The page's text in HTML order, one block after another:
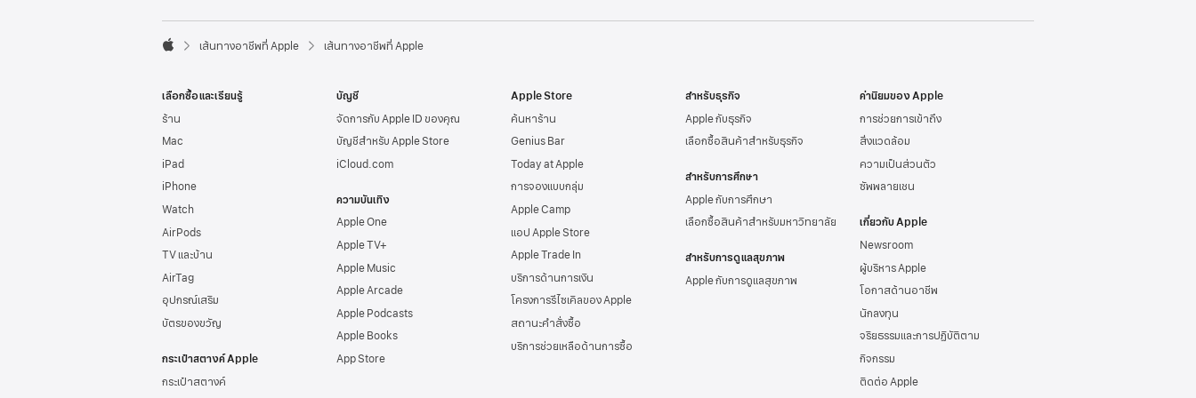
e
o
e
r

p
l
e
เส้นทางอาชีพที่ Apple เส้นทางอาชีพที่ Apple
เลือกซื้อและเรียนรู้
ร้าน
Mac
iPad
iPhone
Watch
AirPods
TV และบ้าน
AirTag
อุปกรณ์เสริม
บัตรของขวัญ
กระเป๋าสตางค์ Apple
กระเป๋าสตางค์
บัญชี
จัดการกับ Apple IDของคุณ
บัญชีสำหรับ Apple Store
iCloud.com
ความบันเทิง
Apple One
Apple TV+
Apple Music
Apple Arcade
Apple Podcasts
Apple Books
App Store
Apple Store
ค้นหาร้าน
Genius Bar
Today at Apple
การจองแบบกลุ่ม
Apple Camp
แอป Apple Store
Apple Trade In
บริการด้านการเงิน
โครงการรีไซเคิลของ Apple
สถานะคำสั่งซื้อ
บริการช่วยเหลือด้านการซื้อ
สำหรับธุรกิจ
Apple กับธุรกิจ
เลือกซื้อสินค้าสำหรับธุรกิจ
สำหรับการศึกษา
Apple กับการศึกษา
เลือกซื้อสินค้าสำหรับมหาวิทยาลัย
สำหรับการดูแลสุขภาพ
Apple กับการดูแลสุขภาพ
ค่านิยมของ Apple
การช่วยการเข้าถึง
สิ่งแวดล้อม
ความเป็นส่วนตัว
ซัพพลายเชน
เกี่ยวกับ Apple
Newsroom
ผู้บริหาร Apple
โอกาสด้านอาชีพ
นักลงทุน
จริยธรรมและการปฏิบัติตาม
กิจกรรม
ติดต่อ Apple